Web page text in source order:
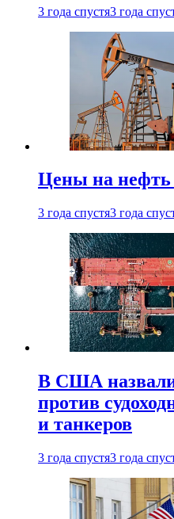
3 года спустя3 года
Цены на нефть
3 года спустя3 года
В США
против
и танкеров
3 года спустя3 года